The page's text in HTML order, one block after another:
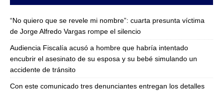
“No quiero que se revele mi nombre”: cuarta presunta víctima
de Jorge Alfredo Vargas rompe el silencio
Audiencia Fiscalía acusó a hombre que habría intentado
encubrir el asesinato de su esposa y su bebé simulando un
accidente de tránsito
Con este comunicado tres denunciantes entregan los detalles